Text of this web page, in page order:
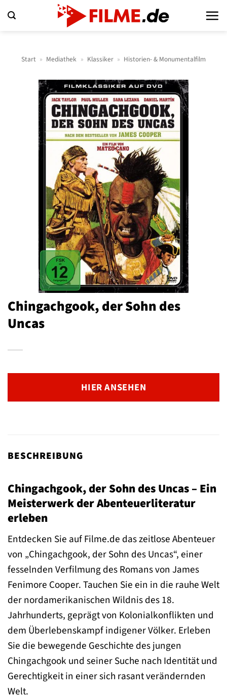
Inhalt
Start » Mediathek » Klassiker » Historien- & Monumentalfilm
Chingachgook, der Sohn des
Uncas
HIER ANSEHEN
BESCHREIBUNG
Chingachgook, der Sohn des Uncas – Ein
Meisterwerk der Abenteuerliteratur
erleben
Entdecken Sie auf Filme.de das zeitlose Abenteuer
von „Chingachgook, der Sohn des Uncas“, einer
fesselnden Verfilmung des Romans von James
Fenimore Cooper. Tauchen Sie ein in die rauhe Welt
der nordamerikanischen Wildnis des 18.
Jahrhunderts, geprägt von Kolonialkonflikten und
dem Überlebenskampf indigener Völker. Erleben
Sie die bewegende Geschichte des jungen
Chingachgook und seiner Suche nach Identität und
Gerechtigkeit in einer sich rasant verändernden
Welt.